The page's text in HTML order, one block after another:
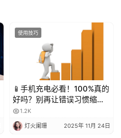
使用技巧
📱手机充电必看！100%真的
好吗？别再让错误习惯缩短
电池寿命！
1.2K
灯火阑珊 2025年 11月 24日